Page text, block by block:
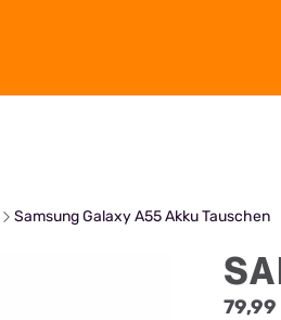
Samsung Galaxy A55 Akku Tauschen
79,99